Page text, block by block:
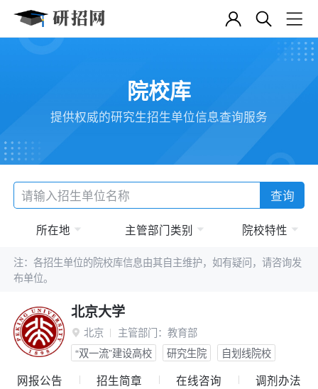
院校库
提供权威的研究生招生单位信息查询服务
查询
所在地 主管部门类别 院校特性
注：各招生单位的院校库信息由其自主维护，如有疑问，请咨询发
布单位。
北京大学
 北京 主管部门： 教育部
“双一流”建设高校
研究生院 自划线院校
网报公告 招生简章 在线咨询 调剂办法